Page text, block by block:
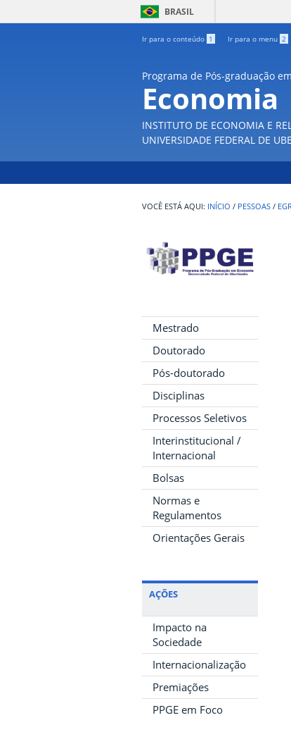
BRASIL
Ir para o conteúdo 1 Ir para o menu 2
Programa de Pós-graduação em
Economia
INSTITUTO DE ECONOMIA E
UNIVERSIDADE FEDERAL DE
INÍCIO / PESSOAS /
Mestrado
Doutorado
Pós-doutorado
Disciplinas
Processos Seletivos
Interinstitucional /
Internacional
Bolsas
Normas e
Regulamentos
Orientações Gerais
AÇÕES
Impacto na
Sociedade
Internacionalização
Premiações
PPGE em Foco